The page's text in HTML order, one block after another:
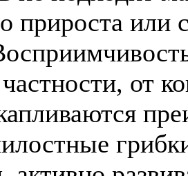
прироста или
от